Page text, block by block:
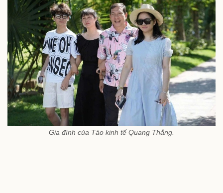
Gia đình của Táo kinh tế Quang Thắng.